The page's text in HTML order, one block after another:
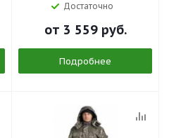
Достаточно
от 3 559 руб.
Подробнее